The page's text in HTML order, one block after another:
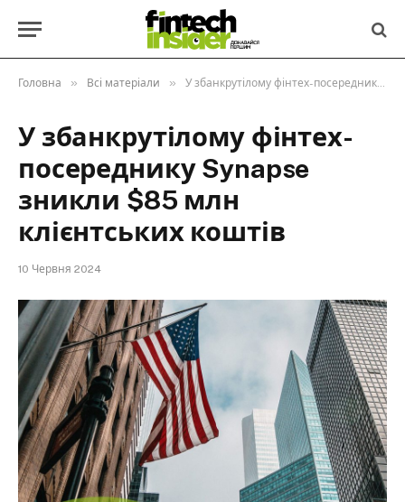
Головна » Всі матеріали » У збанкрутілому фінтех-посереднику Synapse зникли $85 млн клієнтських коштів
У збанкрутілому фінтех-
посереднику Synapse
зникли $85 млн
клієнтських коштів
10 Червня 2024